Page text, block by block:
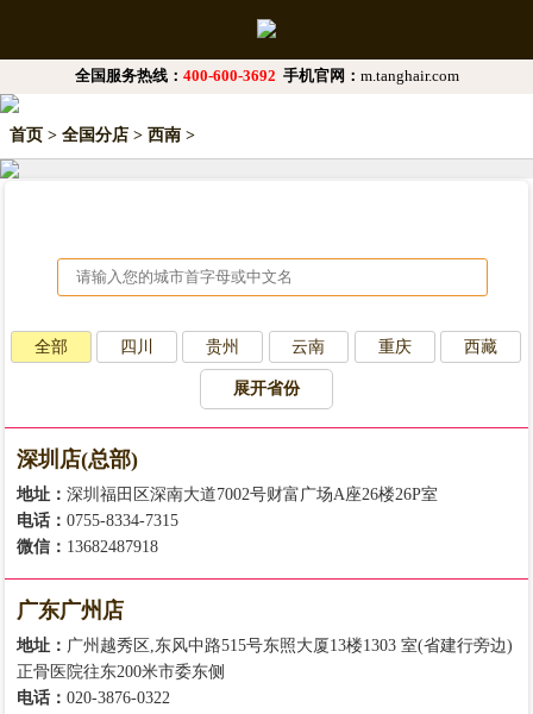
全国服务热线： 400-600-3692 手机官网： m.tanghair.com
首页 > 全国分店 > 西南 >
全部 四川 贵州 云南 重庆 西藏
展开省份
深圳店(总部)
地址：深圳福田区深南大道7002号财富广场A座26楼26P室
电话：0755-8334-7315
微信： 13682487918
广东广州店
地址： 广州越秀区,东风中路515号东照大厦13楼1303 室(省建行旁边)
正骨医院往东200米市委东侧
电话：020-3876-0322